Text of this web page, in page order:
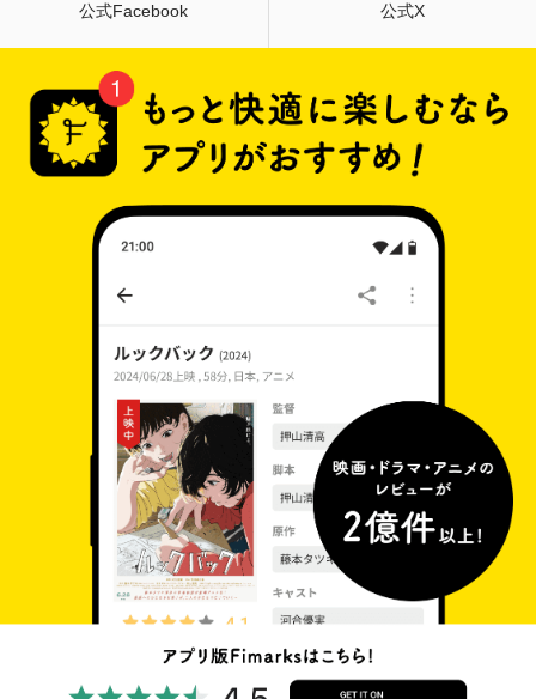
公式Facebook 公式X